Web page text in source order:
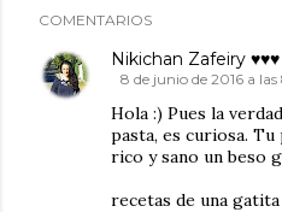
COMENTARIOS
Nikichan Zafeiry
8 de junio de 2016 a las
Hola :) Pues la
pasta, es curiosa.
rico y sano un beso
recetas de una